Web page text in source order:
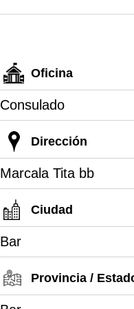
Oficina
Consulado
Dirección
Marcala Tita bb
Ciudad
Bar
Provincia /